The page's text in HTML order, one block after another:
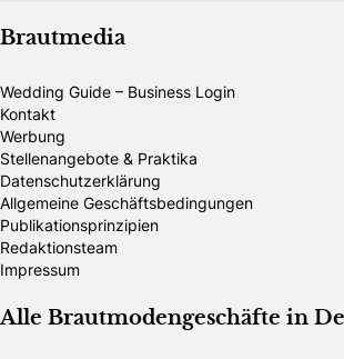
Brautmedia
Wedding Guide – Business Login
Kontakt
Werbung
Stellenangebote & Praktika
Datenschutzerklärung
Allgemeine Geschäftsbedingungen
Publikationsprinzipien
Redaktionsteam
Impressum
Alle Brautmodengeschäfte in